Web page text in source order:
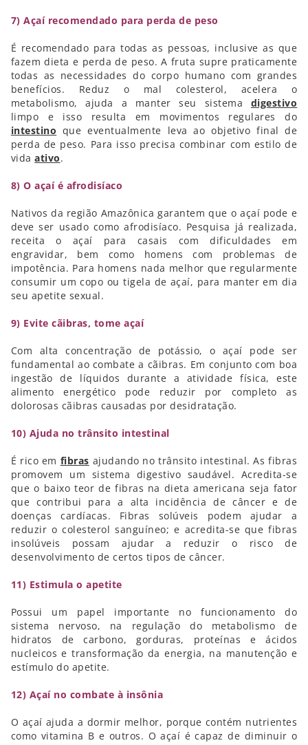
7) Açaí recomendado para perda de peso
É recomendado para todas as pessoas, inclusive as que
fazem dieta e perda de peso. A fruta supre praticamente
todas as necessidades do corpo humano com grandes
benefícios. Reduz o mal colesterol, acelera o
metabolismo, ajuda a manter seu sistema digestivo
limpo e isso resulta em movimentos regulares do
intestino que eventualmente leva ao objetivo final de
perda de peso. Para isso precisa combinar com estilo de
vidaativo.
8) O açaí é afrodisíaco
Nativos da região Amazônica garantem que o açaí pode e
deve ser usado como afrodisíaco. Pesquisa já realizada,
receita o açaí para casais com dificuldades em
engravidar, bem como homens com problemas de
impotência. Para homens nada melhor que regularmente
consumir um copo ou tigela de açaí, para manter em dia
seu apetite sexual.
9) Evite cãibras, tome açaí
Com alta concentração de potássio, o açaí pode ser
fundamental ao combate a cãibras. Em conjunto com boa
ingestão de líquidos durante a atividade física, este
alimento energético pode reduzir por completo as
dolorosas cãibras causadas por desidratação.
10) Ajuda no trânsito intestinal
É rico em fibras ajudando no trânsito intestinal. As fibras
promovem um sistema digestivo saudável. Acredita-se
que o baixo teor de fibras na dieta americana seja fator
que contribui para a alta incidência de câncer e de
doenças cardíacas. Fibras solúveis podem ajudar a
reduzir o colesterol sanguíneo; e acredita-se que fibras
insolúveis possam ajudar a reduzir o risco de
desenvolvimento de certos tipos de câncer.
11) Estimula o apetite
Possui um papel importante no funcionamento do
sistema nervoso, na regulação do metabolismo de
hidratos de carbono, gorduras, proteínas e ácidos
nucleicos e transformação da energia, na manutenção e
estímulo do apetite.
12) Açaí no combate à insônia
O açaí ajuda a dormir melhor, porque contém nutrientes
como vitamina B e outros. O açaí é capaz de diminuir o